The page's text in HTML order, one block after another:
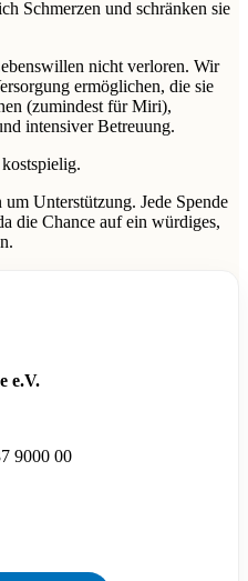
Schmerzen und schränken sie
nicht verloren. Wir
ermöglichen, die sie
(zumindest für Miri),
intensiver Betreuung.
Unterstützung. Jede Spende
die Chance auf ein würdiges,
e.V.
9000 00